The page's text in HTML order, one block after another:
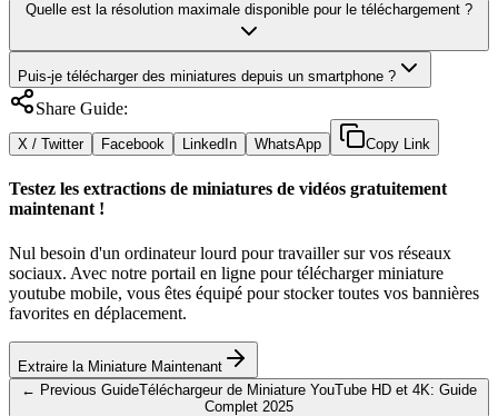
Quelle est la résolution maximale disponible pour le téléchargement ?
Puis-je télécharger des miniatures depuis un smartphone ?
Share Guide:
X / Twitter Facebook LinkedIn WhatsApp Copy Link
Testez les extractions de miniatures de vidéos gratuitement
maintenant !
Nul besoin d'un ordinateur lourd pour travailler sur vos réseaux
sociaux. Avec notre portail en ligne pour télécharger miniature
youtube mobile, vous êtes équipé pour stocker toutes vos bannières
favorites en déplacement.
Extraire la Miniature Maintenant
← Previous GuideTéléchargeur de Miniature YouTube HD et 4K: Guide
Complet 2025